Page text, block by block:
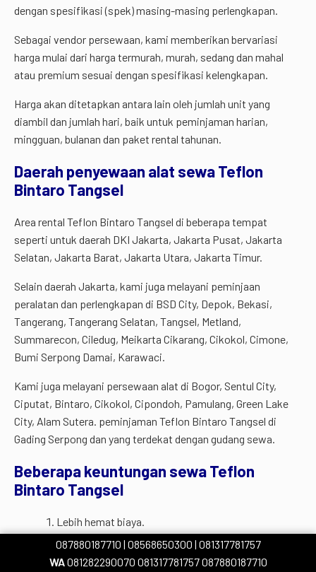
dengan spesifikasi (spek) masing-masing perlengkapan.
Sebagai vendor persewaan, kami memberikan bervariasi
harga mulai dari harga termurah, murah, sedang dan mahal
atau premium sesuai dengan spesifikasi kelengkapan.
Harga akan ditetapkan antara lain oleh jumlah unit yang
diambil dan jumlah hari, baik untuk peminjaman harian,
mingguan, bulanan dan paket rental tahunan.
Daerah penyewaan alat sewa Teflon
Bintaro Tangsel
Area rental Teflon Bintaro Tangsel di beberapa tempat
seperti untuk daerah DKI Jakarta, Jakarta Pusat, Jakarta
Selatan, Jakarta Barat, Jakarta Utara, Jakarta Timur.
Selain daerah Jakarta, kami juga melayani peminjaan
peralatan dan perlengkapan di BSD City, Depok, Bekasi,
Tangerang, Tangerang Selatan, Tangsel, Metland,
Summarecon, Ciledug, Meikarta Cikarang, Cikokol, Cimone,
Bumi Serpong Damai, Karawaci.
Kami juga melayani persewaan alat di Bogor, Sentul City,
Ciputat, Bintaro, Cikokol, Cipondoh, Pamulang, Green Lake
City, Alam Sutera. peminjaman Teflon Bintaro Tangsel di
Gading Serpong dan yang terdekat dengan gudang sewa.
Beberapa keuntungan sewa Teflon
Bintaro Tangsel
Lebih hemat biaya.
Tersedia berbagai pilihan.
Cara penyewaan yang mudah.
087880187710 | 08568650300 | 081317781757
WA081282290070 081317781757087880187710